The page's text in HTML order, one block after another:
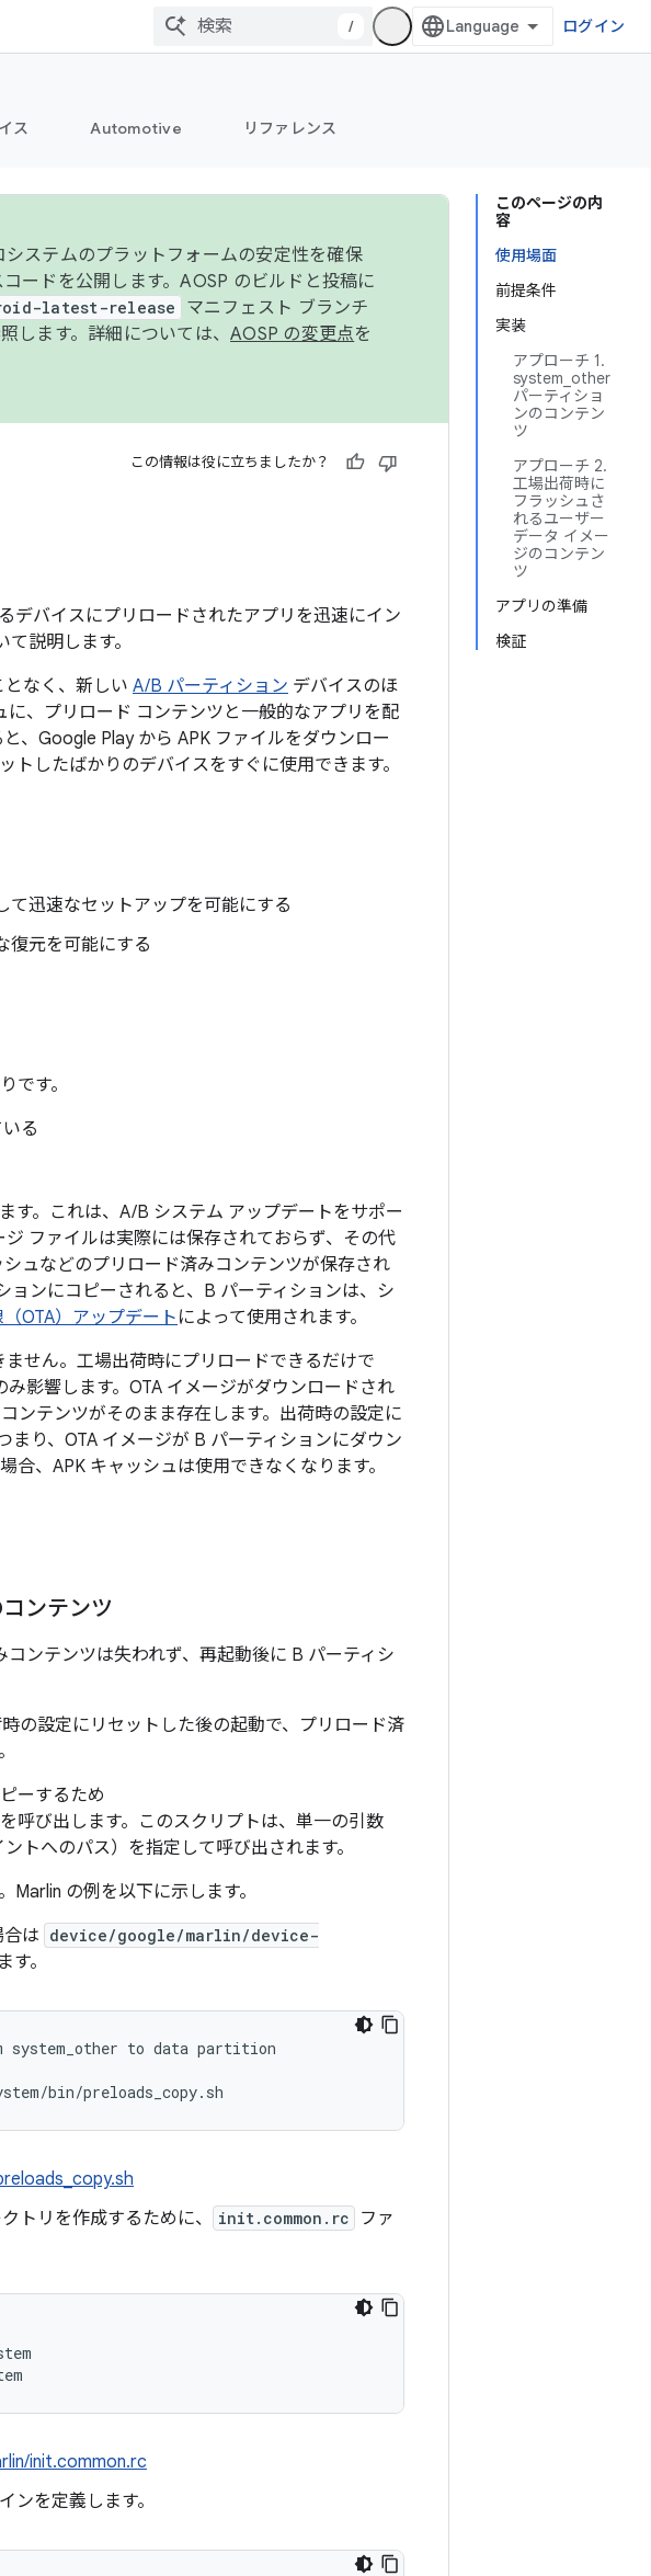
/ ログイン
ス Automotive リファレンス
このページの内
容
使用場面
前提条件
実装
アプローチ 1.
system_other
パーティショ
ンのコンテン
ツ
アプローチ 2.
工場出荷時に
フラッシュさ
れるユーザー
データ イメー
ジのコンテン
ツ
アプリの準備
検証
ステムのプラットフォームの安定性を確保
ードを公開します。AOSP のビルドと投稿に
latest-release
マニフェスト ブランチ
します。詳細については、 AOSP の変更点を
この情報は役に立ちましたか？
デバイスにプリロードされたアプリを迅速にイン
説明します。
なく、新しい A/B パーティション デバイスのほ
、プリロード コンテンツと一般的なアプリを配
、Google Play から APK ファイルをダウンロー
したばかりのデバイスをすぐに使用できます。
て迅速なセットアップを可能にする
復元を可能にする
です。
る
す。これは、A/B システム アップデートをサポー
ファイルは実際には保存されておらず、その代
ュなどのプリロード済みコンテンツが保存され
ンにコピーされると、B パーティションは、シ
OTA）アップデート によって使用されます。
せん。工場出荷時にプリロードできるだけで
影響します。OTA イメージがダウンロードされ
ンテンツがそのまま存在します。出荷時の設定に
り、OTA イメージが B パーティションにダウン
、APK キャッシュは使用できなくなります。
ンテンツ
ンテンツは失われず、再起動後に B パーティシ
の設定にリセットした後の起動で、プリロード済
ーするため
呼び出します。このスクリプトは、単一の引数
トへのパス）を指定して呼び出されます。
の例を以下に示します。
は device/google/marlin/device-
。
to data partition
トリを作成するために、 init.common.rc
ファ
init.common.rc
ンを定義します。